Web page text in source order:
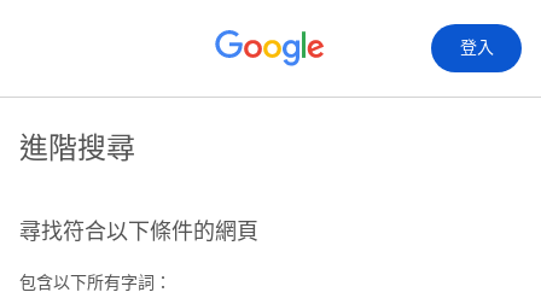
登入
進階搜尋
尋找符合以下條件的網頁
包含以下所有字詞：